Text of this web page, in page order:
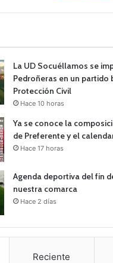
La UD Socuéllamos se
Pedroñeras en un partido
Protección Civil
Hace 10 horas
Ya se conoce la
de Preferente y el
Hace 17 horas
Agenda deportiva del fin
nuestra comarca
Hace 2 días
Reciente